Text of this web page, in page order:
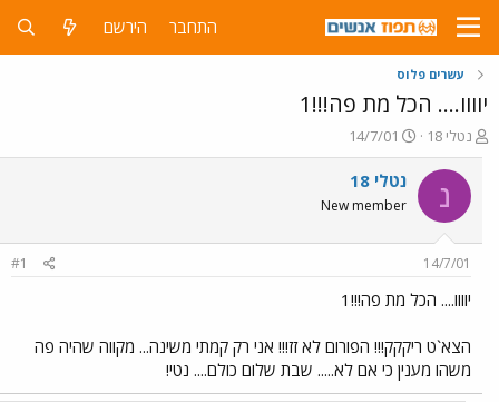
התחבר הירשם
עשרים פלוס
יוווו.... הכל מת פה!!!1
פ
ו
ת
ח
ה
ש
א
נטלי 18
פ
ו
ר
ם
ר
14/7/01
נ נטלי 18
New member
14/7/01
#1
יוווו.... הכל מת פה!!!1
הצא`ט ריקקק!!! הפורום לא זז!!! אני רק קמתי משינה... מקווה שהיה פה
משהו מענין כי אם לא..... שבת שלום כולם.... נטי!